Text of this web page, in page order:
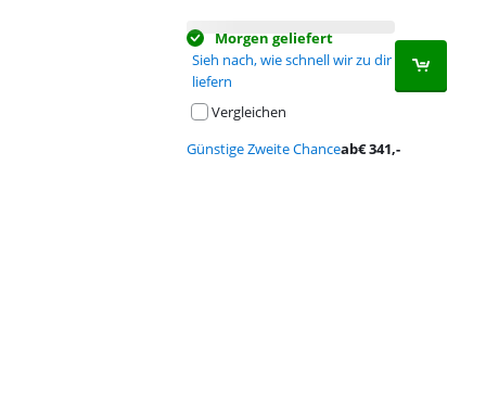
Morgen geliefert
Sieh nach, wie schnell wir zu dir
liefern
Vergleichen
Günstige Zweite Chanceab€341,-